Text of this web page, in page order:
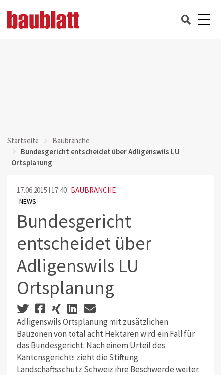
Startseite
Baubranche
Bundesgericht entscheidet über Adligenswils LU
Ortsplanung
17.06.2015 17:40 BAUBRANCHE
NEWS
Bundesgericht
entscheidet über
Adligenswils LU
Ortsplanung
Adligenswils Ortsplanung mit zusätzlichen
Bauzonen von total acht Hektaren wird ein Fall für
das Bundesgericht: Nach einem Urteil des
Kantonsgerichts zieht die Stiftung
Landschaftsschutz Schweiz ihre Beschwerde weiter.